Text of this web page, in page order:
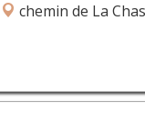
chemin de La